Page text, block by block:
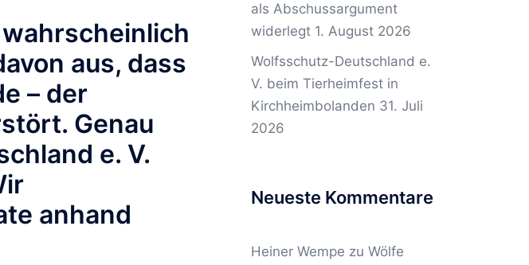
aus, dass
– der
Genau
e. V.
anhand
als Abschussargument
widerlegt 1. August 2026
Wolfsschutz-Deutschland e.
V. beim Tierheimfest in
Kirchheimbolanden 31. Juli
2026
Neueste Kommentare
Heiner Wempe zu Wölfe